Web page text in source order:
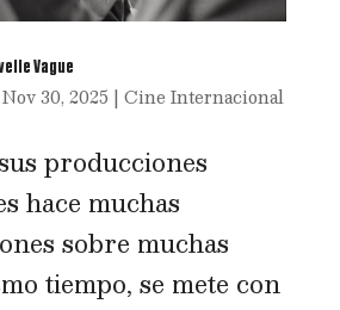
Vague
Nov 30, 2025 | Cine Internacional
producciones
hace muchas
sobre muchas
tiempo, se mete con